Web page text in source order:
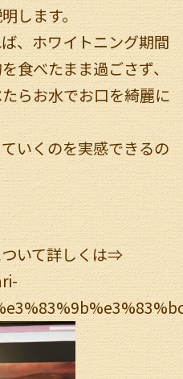
します。
、ホワイトニング期間
食べたまま過ごさず、
らお水でお口を綺麗に
いくのを実感できるの
いて詳しくは⇒